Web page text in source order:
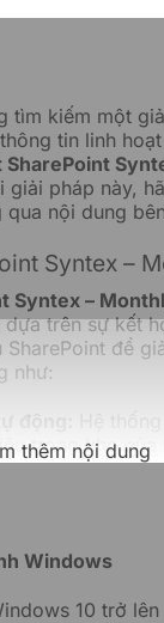
tìm kiếm một
tin linh
giải pháp này,
qua nội dung
Syntex –
Syntex –
trên sự kết
để
như:
trong kho của
đến thao tác
phục vụ sẵn
dùng bất
thêm nội dung
Windows
10 trở lên